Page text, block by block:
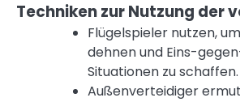
Techniken zur Nutzung der
Flügelspieler nutzen,
dehnen und Eins-
Situationen zu schaffen.
Außenverteidiger